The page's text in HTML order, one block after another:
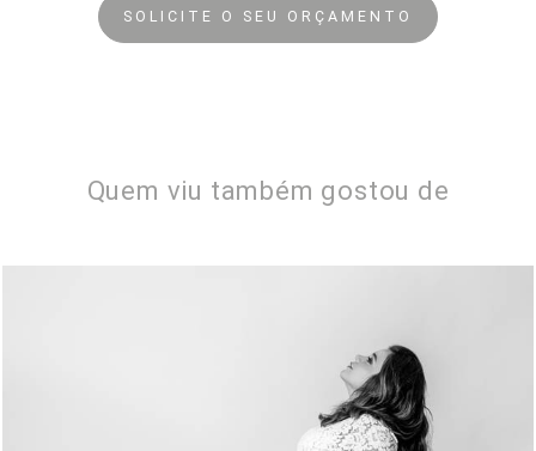
SOLICITE O SEU ORÇAMENTO
Quem viu também gostou de